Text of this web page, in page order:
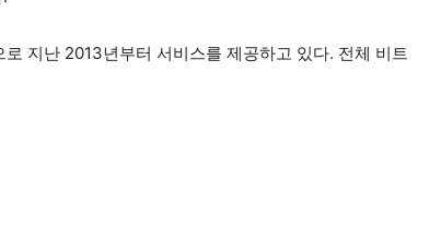
지난 2013년부터 서비스를 제공하고 있다. 전체 비트